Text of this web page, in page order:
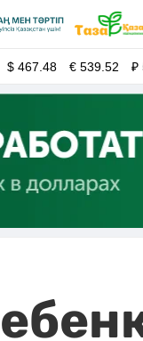
$467.48 €539.52 ₽